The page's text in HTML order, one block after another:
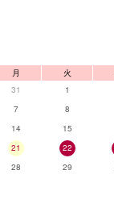
月 火
31 1
7 8
14 15
21 22
28 29